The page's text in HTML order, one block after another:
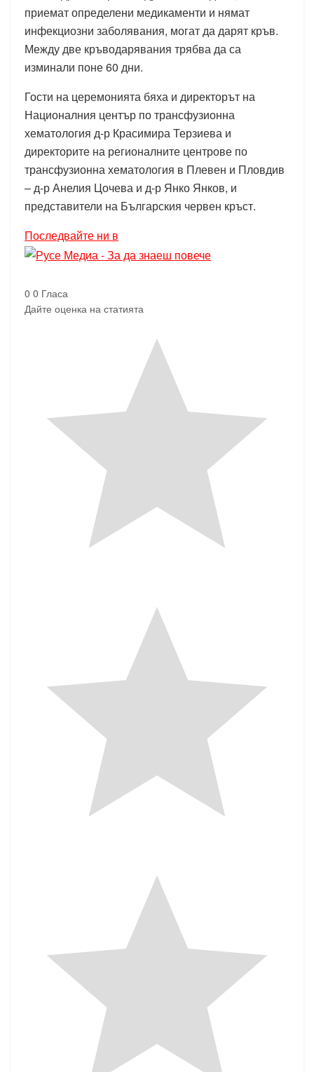
приемат определени медикаменти и нямат
инфекциозни заболявания, могат да дарят кръв.
Между две кръводарявания трябва да са
изминали поне 60 дни.
Гости на церемонията бяха и директорът на
Националния център по трансфузионна
хематология д-р Красимира Терзиева и
директорите на регионалните центрове по
трансфузионна хематология в Плевен и Пловдив
– д-р Анелия Цочева и д-р Янко Янков, и
представители на Българския червен кръст.
Последвайте ни в
0 0 Гласа
Дайте оценка на статията